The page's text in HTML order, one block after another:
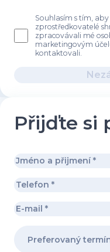
Souhlasím s tím, aby
zprostředkovatelé
zpracovávali mé
marketingovým
kontaktovali.
Přijďte si